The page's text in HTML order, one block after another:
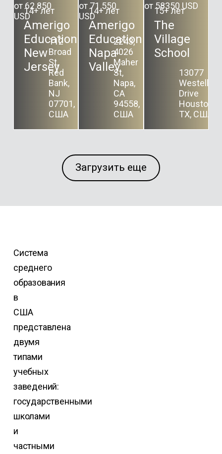
14+ лет
Amerigo
Education
New
Jersey
от 62 850
USD
112
Broad
St,
Red
Bank,
NJ
07701,
США
14+ лет
Amerigo
Education
Napa
Valley
от 71 550
USD
2243,
4026
Maher
St,
Napa,
CA
94558,
США
15+ лет
The
Village
School
от 58350 USD
13077
Westella
Drive
Houston,
TX, США
Загрузить еще
Система
среднего
образования
в
США
представлена
двумя
типами
учебных
заведений:
государственными
школами
и
частными